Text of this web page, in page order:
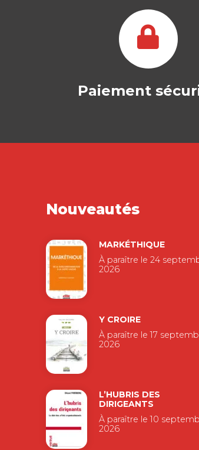
Paiement
Nouveautés
MARKÉTHIQUE
À paraître le 24
2026
Y CROIRE
À paraître le 17
2026
L’HUBRIS DES
DIRIGEANTS
À paraître le 10
2026